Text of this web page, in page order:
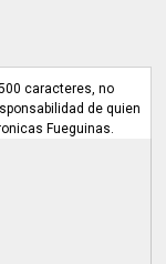
caracteres, no
de quien
Fueguinas.